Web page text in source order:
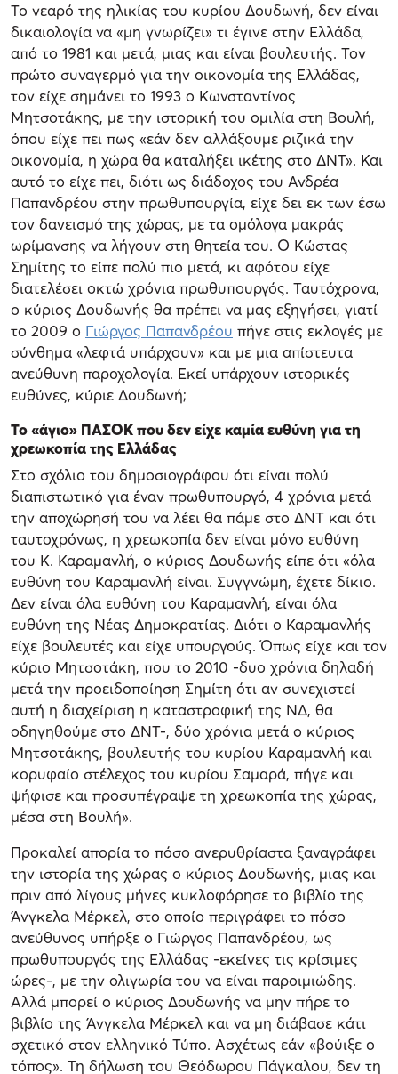
Το νεαρό της ηλικίας του κυρίου Δουδωνή, δεν είναι
δικαιολογία να «μη γνωρίζει» τι έγινε στην Ελλάδα,
από το 1981 και μετά, μιας και είναι βουλευτής. Τον
πρώτο συναγερμό για την οικονομία της Ελλάδας,
τον είχε σημάνει το 1993 ο Κωνσταντίνος
Μητσοτάκης, με την ιστορική του ομιλία στη Βουλή,
όπου είχε πει πως «εάν δεν αλλάξουμε ριζικά την
οικονομία, η χώρα θα καταλήξει ικέτης στο ΔΝΤ». Και
αυτό το είχε πει, διότι ως διάδοχος του Ανδρέα
Παπανδρέου στην πρωθυπουργία, είχε δει εκ των έσω
τον δανεισμό της χώρας, με τα ομόλογα μακράς
ωρίμανσης να λήγουν στη θητεία του. Ο Κώστας
Σημίτης το είπε πολύ πιο μετά, κι αφότου είχε
διατελέσει οκτώ χρόνια πρωθυπουργός. Ταυτόχρονα,
ο κύριος Δουδωνής θα πρέπει να μας εξηγήσει, γιατί
το 2009 ο Γιώργος Παπανδρέου πήγε στις εκλογές με
σύνθημα «λεφτά υπάρχουν» και με μια απίστευτα
ανεύθυνη παροχολογία. Εκεί υπάρχουν ιστορικές
ευθύνες, κύριε Δουδωνή;
Το «άγιο» ΠΑΣΟΚ που δεν είχε καμία ευθύνη για τη
χρεωκοπία της Ελλάδας
Στο σχόλιο του δημοσιογράφου ότι είναι πολύ
διαπιστωτικό για έναν πρωθυπουργό, 4 χρόνια μετά
την αποχώρησή του να λέει θα πάμε στο ΔΝΤ και ότι
ταυτοχρόνως, η χρεωκοπία δεν είναι μόνο ευθύνη
του Κ. Καραμανλή, ο κύριος Δουδωνής είπε ότι «όλα
ευθύνη του Καραμανλή είναι. Συγγνώμη, έχετε δίκιο.
Δεν είναι όλα ευθύνη του Καραμανλή, είναι όλα
ευθύνη της Νέας Δημοκρατίας. Διότι ο Καραμανλής
είχε βουλευτές και είχε υπουργούς. Όπως είχε και τον
κύριο Μητσοτάκη, που το 2010 -δυο χρόνια δηλαδή
μετά την προειδοποίηση Σημίτη ότι αν συνεχιστεί
αυτή η διαχείριση η καταστροφική της ΝΔ, θα
οδηγηθούμε στο ΔΝΤ-, δύο χρόνια μετά ο κύριος
Μητσοτάκης, βουλευτής του κυρίου Καραμανλή και
κορυφαίο στέλεχος του κυρίου Σαμαρά, πήγε και
ψήφισε και προσυπέγραψε τη χρεωκοπία της χώρας,
μέσα στη Βουλή».
Προκαλεί απορία το πόσο ανερυθρίαστα ξαναγράφει
την ιστορία της χώρας ο κύριος Δουδωνής, μιας και
πριν από λίγους μήνες κυκλοφόρησε το βιβλίο της
Άνγκελα Μέρκελ, στο οποίο περιγράφει το πόσο
ανεύθυνος υπήρξε ο Γιώργος Παπανδρέου, ως
πρωθυπουργός της Ελλάδας -εκείνες τις κρίσιμες
ώρες-, με την ολιγωρία του να είναι παροιμιώδης.
Αλλά μπορεί ο κύριος Δουδωνής να μην πήρε το
βιβλίο της Άνγκελα Μέρκελ και να μη διάβασε κάτι
σχετικό στον ελληνικό Τύπο. Ασχέτως εάν «βούιξε ο
τόπος». Τη δήλωση του Θεόδωρου Πάγκαλου, δεν τη